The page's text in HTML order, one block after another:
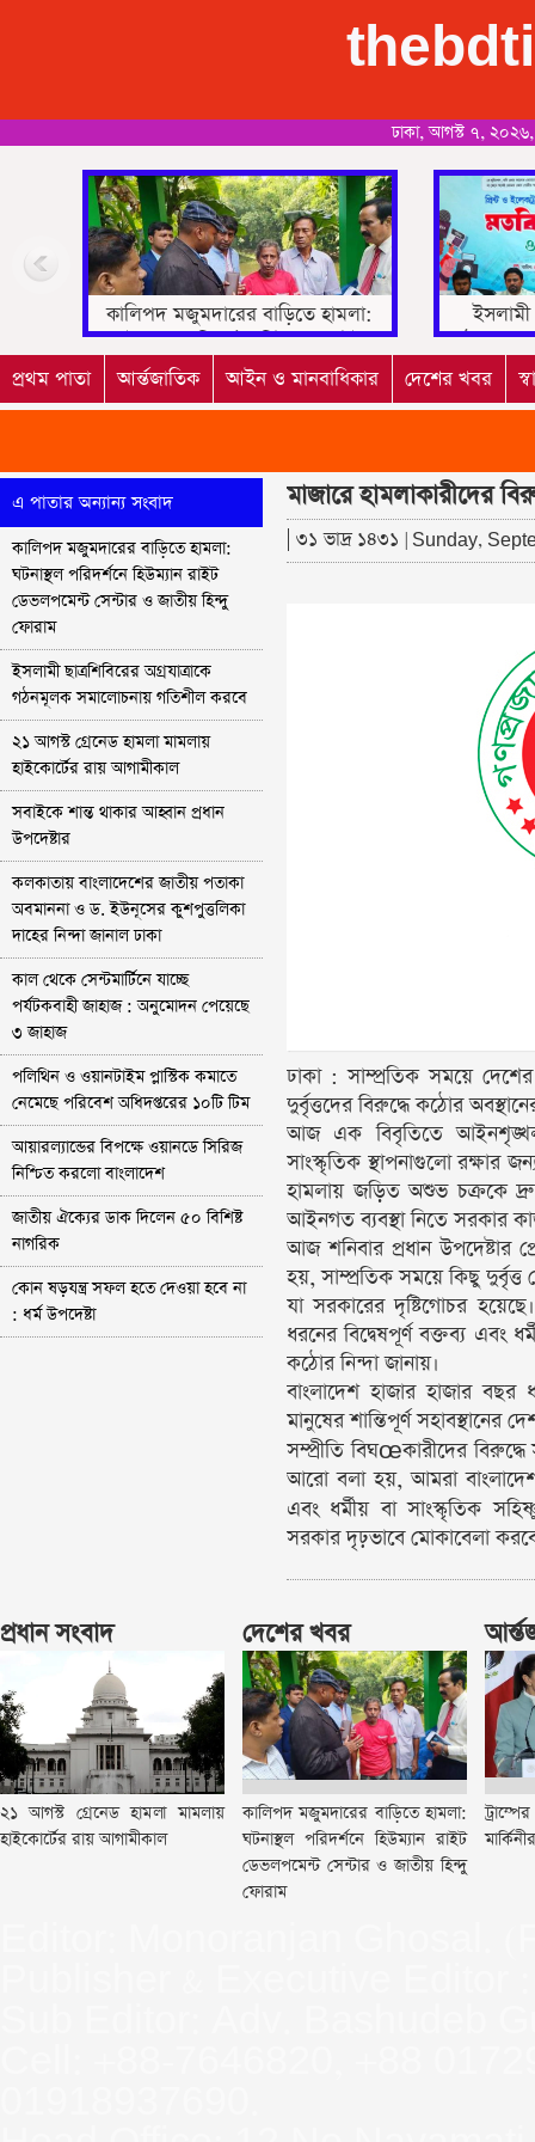
ঢাকা, আগস্ট ৭,
ইসলামী ছাত্রশিবিরের অগ্রযাত্রাকে
গঠনমূলক সমালোচনায় গতিশীল করবে
২১ আগস্ট গ্রেনেড
হাইকোর্টের রায়
প্রথম পাতা
আর্ন্তজাতিক আইন ও মানবাধিকার দেশের খবর
এ পাতার অন্যান্য সংবাদ
কালিপদ মজুমদারের বাড়িতে হামলা:
ঘটনাস্থল পরিদর্শনে হিউম্যান রাইট
ডেভলপমেন্ট সেন্টার ও জাতীয় হিন্দু
ফোরাম
ইসলামী ছাত্রশিবিরের অগ্রযাত্রাকে
গঠনমূলক সমালোচনায় গতিশীল করবে
২১ আগস্ট গ্রেনেড হামলা মামলায়
হাইকোর্টের রায় আগামীকাল
সবাইকে শান্ত থাকার আহ্বান প্রধান
উপদেষ্টার
কলকাতায় বাংলাদেশের জাতীয় পতাকা
অবমাননা ও ড. ইউনূসের কুশপুত্তলিকা
দাহের নিন্দা জানাল ঢাকা
কাল থেকে সেন্টমার্টিনে যাচ্ছে
পর্যটকবাহী জাহাজ : অনুমোদন পেয়েছে
৩ জাহাজ
পলিথিন ও ওয়ানটাইম প্লাস্টিক কমাতে
নেমেছে পরিবেশ অধিদপ্তরের ১০টি টিম
আয়ারল্যান্ডের বিপক্ষে ওয়ানডে সিরিজ
নিশ্চিত করলো বাংলাদেশ
জাতীয় ঐক্যের ডাক দিলেন ৫০ বিশিষ্ট
নাগরিক
কোন ষড়যন্ত্র সফল হতে দেওয়া হবে না
: ধর্ম উপদেষ্টা
মাজারে হামলাকারীদের
| ৩১ ভাদ্র ১৪৩১ | Sunday,
ঢাকা : সাম্প্রতিক সময়ে দেশের
দুর্বৃত্তদের বিরুদ্ধে কঠোর
আজ এক বিবৃতিতে আইনশৃঙ্খলা
সাংস্কৃতিক স্থাপনাগুলো রক্ষার
হামলায় জড়িত অশুভ চক্রকে
আইনগত ব্যবস্থা নিতে সরকার
আজ শনিবার প্রধান উপদেষ্টার
হয়, সাম্প্রতিক সময়ে কিছু
যা সরকারের দৃষ্টিগোচর
ধরনের বিদ্বেষপূর্ণ বক্তব্য এবং
কঠোর নিন্দা জানায়।
বাংলাদেশ হাজার হাজার বছর
মানুষের শান্তিপূর্ণ সহাবস্থানের
সম্প্রীতি বিঘœকারীদের
আরো বলা হয়, আমরা
এবং ধর্মীয় বা সাংস্কৃতিক
সরকার দৃঢ়ভাবে মোকাবেলা
প্রধান সংবাদ
২১ আগস্ট গ্রেনেড হামলা মামলায়
হাইকোর্টের রায় আগামীকাল
দেশের খবর
কালিপদ মজুমদারের বাড়িতে হামলা:
ঘটনাস্থল পরিদর্শনে হিউম্যান রাইট
ডেভলপমেন্ট সেন্টার ও জাতীয় হিন্দু
ফোরাম